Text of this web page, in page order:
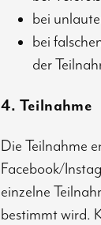
bei
bei
der
4. Teilnahme
Die Teilnahme
Facebook/
einzelne
bestimmt wird.